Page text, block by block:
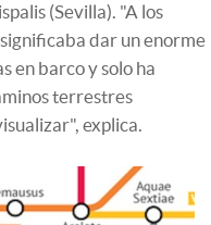
(Sevilla). "A los
dar un enorme
en barco y solo ha
terrestres
explica.